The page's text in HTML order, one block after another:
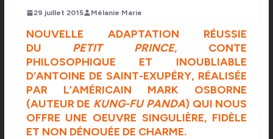
29 juillet 2015 Mélanie Marie
NOUVELLE ADAPTATION RÉUSSIE
DU PETIT PRINCE, CONTE
PHILOSOPHIQUE ET INOUBLIABLE
D’ANTOINE DE SAINT-EXUPÉRY, RÉALISÉE
PAR L’AMÉRICAIN MARK OSBORNE
(AUTEUR DE KUNG-FU PANDA) QUI NOUS
OFFRE UNE OEUVRE SINGULIÈRE, FIDÈLE
ET NON DÉNOUÉE DE CHARME.